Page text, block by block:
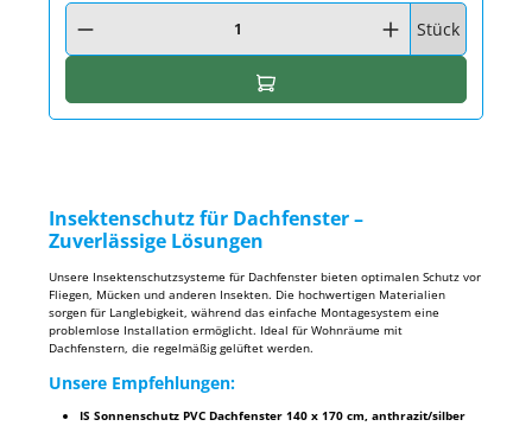
Produkt Anzahl: Gib den gewünschten Wert ein oder benutze die
Stück
In den Warenkorb
Insektenschutz für Dachfenster –
Zuverlässige Lösungen
Unsere Insektenschutzsysteme für Dachfenster bieten optimalen Schutz vor
Fliegen, Mücken und anderen Insekten. Die hochwertigen Materialien
sorgen für Langlebigkeit, während das einfache Montagesystem eine
problemlose Installation ermöglicht. Ideal für Wohnräume mit
Dachfenstern, die regelmäßig gelüftet werden.
Unsere Empfehlungen:
IS Sonnenschutz PVC Dachfenster 140 x 170 cm, anthrazit/silber